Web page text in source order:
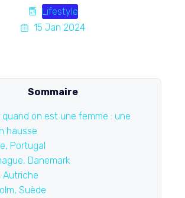
Lifestyle
15 Jan 2024
Sommaire
quand on est une femme : une
hausse
Portugal
Danemark
Autriche
Suède